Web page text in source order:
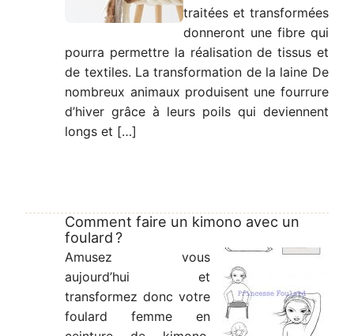
traitées et transformées
donneront une fibre qui
pourra permettre la réalisation de tissus et
de textiles. La transformation de la laine De
nombreux animaux produisent une fourrure
d’hiver grâce à leurs poils qui deviennent
longs et […]
Comment faire un kimono avec un
foulard ?
Amusez vous
aujourd’hui et
transformez donc votre
foulard femme en